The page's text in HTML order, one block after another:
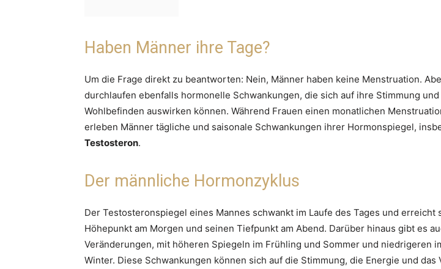
Haben Männer ihre Tage?
Um die Frage direkt zu beantworten: Nein, Männer haben keine Menstruation.
durchlaufen ebenfalls hormonelle Schwankungen, die sich auf ihre Stimmung
Wohlbefinden auswirken können. Während Frauen einen monatlichen
erleben Männer tägliche und saisonale Schwankungen ihrer Hormonspiegel,
Testosteron.
Der männliche Hormonzyklus
Der Testosteronspiegel eines Mannes schwankt im Laufe des Tages und erreicht
Höhepunkt am Morgen und seinen Tiefpunkt am Abend. Darüber hinaus gibt es
Veränderungen, mit höheren Spiegeln im Frühling und Sommer und niedrigeren
Winter. Diese Schwankungen können sich auf die Stimmung, die Energie und das